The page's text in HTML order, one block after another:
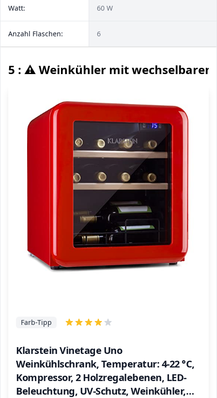
Watt: 60 W
Anzahl Flaschen: 6
5 : ⚠️ Weinkühler mit
Klarstein Vinetage Uno
Weinkühlschrank, Temperatur: 4-22 °C,
Kompressor, 2 Holzregalebenen, LED-
Beleuchtung, UV-Schutz, Weinkühler,
Farb-Tipp